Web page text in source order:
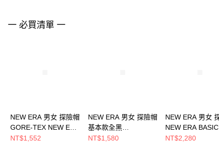
一 必買清單 一
NEW ERA 男女 探險帽
GORE-TEX NEW ERA
NE13956956
NT$1,552
NEW ERA 男女 探險帽
基本款全黑
NE13090091
NT$1,580
NEW ERA 男女
NEW ERA BASIC
FW25 NEW ERA
NT$2,280